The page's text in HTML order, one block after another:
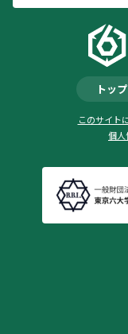
トップ
このサイト
個人